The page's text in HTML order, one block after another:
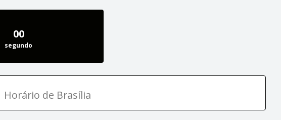
00
segundo
Horário de Brasília